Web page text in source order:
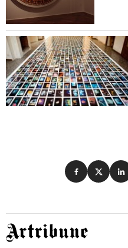
Condividi su
Artribune